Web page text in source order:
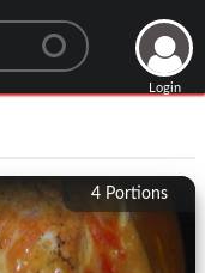
Login
4 Portions